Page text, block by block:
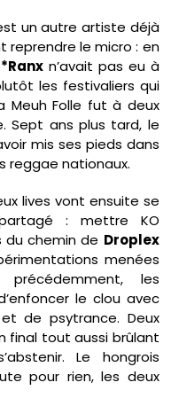
un autre artiste déjà
reprendre le micro : en
n’avait pas eu à
les festivaliers qui
Folle fut à deux
Sept ans plus tard, le
mis ses pieds dans
reggae nationaux.
lives vont ensuite se
: mettre KO
chemin de Droplex
menées
les
le clou avec
de psytrance. Deux
final tout aussi brûlant
Le hongrois
pour rien, les deux